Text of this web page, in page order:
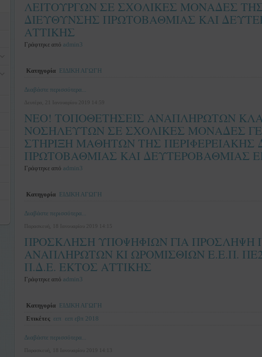
ΛΕΙΤΟΥΡΓΩΝ ΣΕ ΣΧΟΛΙΚΕΣ ΜΟΝΑΔΕΣ
ΔΙΕΥΘΥΝΣΗΣ ΠΡΩΤΟΒΑΘΜΙΑΣ ΚΑΙ
ΑΤΤΙΚΗΣ
Γράφτηκε από admin3
Κατηγορία ΕΙΔΙΚΗ ΑΓΩΓΗ
Διαβάστε περισσότερα...
Δευτέρα, 21 Ιανουαρίου 2019 14:59
ΝΕΟ! ΤΟΠΟΘΕΤΗΣΕΙΣ ΑΝΑΠΛΗΡΩΤΩΝ
ΝΟΣΗΛΕΥΤΩΝ ΣΕ ΣΧΟΛΙΚΕΣ ΜΟΝΑΔΕΣ
ΣΤΗΡΙΞΗ ΜΑΘΗΤΩΝ ΤΗΣ ΠΕΡΙΦΕΡΕΙΑΚΗΣ
ΠΡΩΤΟΒΑΘΜΙΑΣ ΚΑΙ ΔΕΥΤΕΡΟΒΑΘΜΙΑΣ
Γράφτηκε από admin3
Κατηγορία ΕΙΔΙΚΗ ΑΓΩΓΗ
Διαβάστε περισσότερα...
Παρασκευή, 18 Ιανουαρίου 2019 14:15
ΠΡΟΣΚΛΗΣΗ ΥΠΟΨΗΦΙΩΝ ΓΙΑ ΠΡΟΣΛΗΨΗ
ΑΝΑΠΛΗΡΩΤΩΝ ΚΙ ΩΡΟΜΙΣΘΙΩΝ Ε.Ε.Π.
Π.Δ.Ε. ΕΚΤΟΣ ΑΤΤΙΚΗΣ
Γράφτηκε από admin3
Κατηγορία ΕΙΔΙΚΗ ΑΓΩΓΗ
Ετικέτες εεπ εεπ εβπ 2018
Διαβάστε περισσότερα...
Παρασκευή, 18 Ιανουαρίου 2019 14:13